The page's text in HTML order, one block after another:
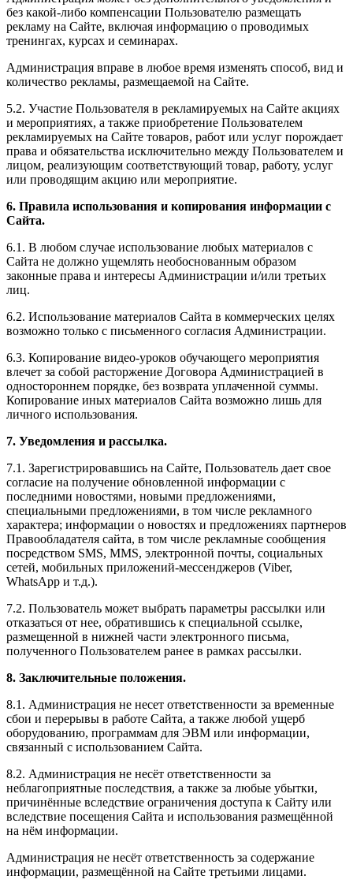
без какой-либо компенсации Пользователю размещать
рекламу на Сайте, включая информацию о проводимых
тренингах, курсах и семинарах.
Администрация вправе в любое время изменять способ, вид и
количество рекламы, размещаемой на Сайте.
5.2. Участие Пользователя в рекламируемых на Сайте акциях
и мероприятиях, а также приобретение Пользователем
рекламируемых на Сайте товаров, работ или услуг порождает
права и обязательства исключительно между Пользователем и
лицом, реализующим соответствующий товар, работу, услуг
или проводящим акцию или мероприятие.
6. Правила использования и копирования информации с
Сайта.
6.1. В любом случае использование любых материалов с
Сайта не должно ущемлять необоснованным образом
законные права и интересы Администрации и/или третьих
лиц.
6.2. Использование материалов Сайта в коммерческих целях
возможно только с письменного согласия Администрации.
6.3. Копирование видео-уроков обучающего мероприятия
влечет за собой расторжение Договора Администрацией в
одностороннем порядке, без возврата уплаченной суммы.
Копирование иных материалов Сайта возможно лишь для
личного использования.
7. Уведомления и рассылка.
7.1. Зарегистрировавшись на Сайте, Пользователь дает свое
согласие на получение обновленной информации с
последними новостями, новыми предложениями,
специальными предложениями, в том числе рекламного
характера; информации о новостях и предложениях партнеров
Правообладателя сайта, в том числе рекламные сообщения
посредством SMS, MMS, электронной почты, социальных
сетей, мобильных приложений-мессенджеров (Viber,
WhatsApp и т.д.).
7.2. Пользователь может выбрать параметры рассылки или
отказаться от нее, обратившись к специальной ссылке,
размещенной в нижней части электронного письма,
полученного Пользователем ранее в рамках рассылки.
8. Заключительные положения.
8.1. Администрация не несет ответственности за временные
сбои и перерывы в работе Сайта, а также любой ущерб
оборудованию, программам для ЭВМ или информации,
связанный с использованием Сайта.
8.2. Администрация не несёт ответственности за
неблагоприятные последствия, а также за любые убытки,
причинённые вследствие ограничения доступа к Сайту или
вследствие посещения Сайта и использования размещённой
на нём информации.
Администрация не несёт ответственность за содержание
информации, размещённой на Сайте третьими лицами.